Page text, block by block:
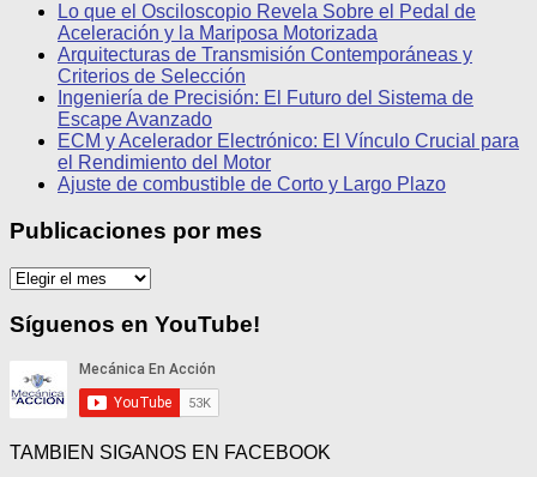
Lo que el Osciloscopio Revela Sobre el Pedal de
Aceleración y la Mariposa Motorizada
Arquitecturas de Transmisión Contemporáneas y
Criterios de Selección
Ingeniería de Precisión: El Futuro del Sistema de
Escape Avanzado
ECM y Acelerador Electrónico: El Vínculo Crucial para
el Rendimiento del Motor
Ajuste de combustible de Corto y Largo Plazo
Publicaciones por mes
Publicaciones
mes
Síguenos en YouTube!
TAMBIEN SIGANOS EN FACEBOOK